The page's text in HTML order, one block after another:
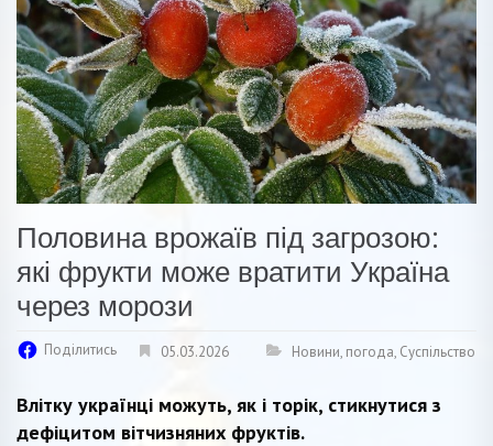
Половина врожаїв під загрозою:
які фрукти може вратити Україна
через морози
Поділитись 05.03.2026 Новини, погода, Суспільство
Влітку українці можуть, як і торік, стикнутися з
дефіцитом вітчизняних фруктів.